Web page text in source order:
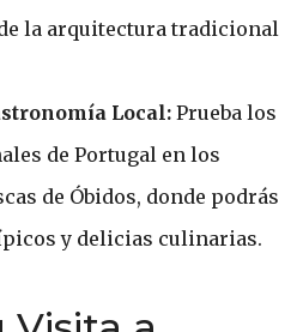
la arquitectura tradicional
Local:Prueba los
de Portugal en los
de Óbidos, donde podrás
y delicias culinarias.